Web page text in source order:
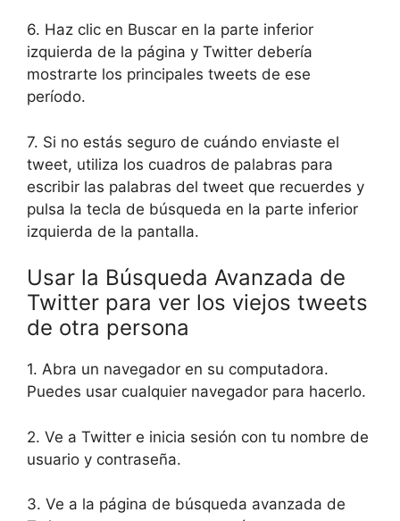
6. Haz clic en Buscar en la parte inferior
izquierda de la página y Twitter debería
mostrarte los principales tweets de ese
período.
7. Si no estás seguro de cuándo enviaste el
tweet, utiliza los cuadros de palabras para
escribir las palabras del tweet que recuerdes y
pulsa la tecla de búsqueda en la parte inferior
izquierda de la pantalla.
Usar la Búsqueda Avanzada de
Twitter para ver los viejos tweets
de otra persona
1. Abra un navegador en su computadora.
Puedes usar cualquier navegador para hacerlo.
2. Ve a Twitter e inicia sesión con tu nombre de
usuario y contraseña.
3. Ve a la página de búsqueda avanzada de